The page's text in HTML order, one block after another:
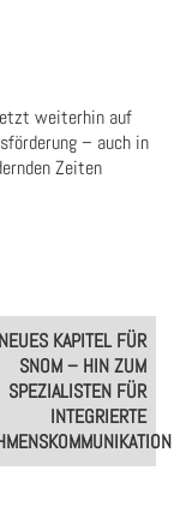
weiterhin auf
– auch in
Zeiten
KAPITEL FÜR
SNOM – HIN ZUM
SPEZIALISTEN FÜR
INTEGRIERTE